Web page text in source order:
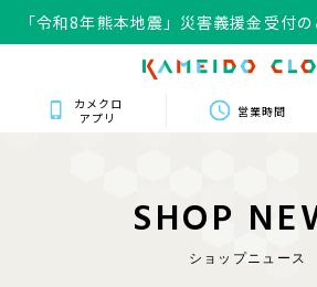
「令和8年熊本地震」災害義援金受付
カメクロ
アプリ
営業時間
SHOP NE
ショップニュース